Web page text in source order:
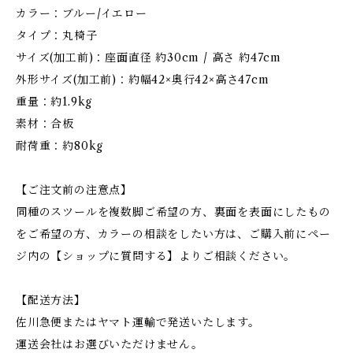
カラー：ブルー/イエロー
タイプ：丸椅子
サイズ(加工前)：座面直径 約30cm / 高さ 約47cm
外形サイズ(加工前)：約幅42×奥行42×高さ47cm
重量：約1.9kg
素材：合板
耐荷重：約80kg
【ご注文前の注意点】
同種のスツールを複数脚ご希望の方、裏面を表面にしたもの
をご希望の方、カラーの相談をしたい方は、ご購入前にペー
ジ内の【ショップに質問する】よりご相談ください。
【配送方法】
佐川急便またはヤマト運輸で発送いたします。
運送会社はお選びいただけません。